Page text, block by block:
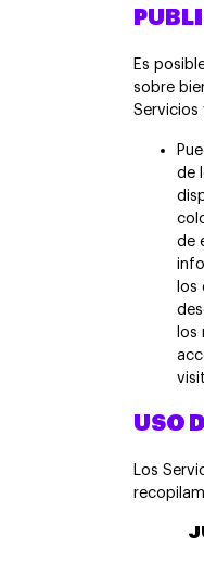
Es
sobre
Servicios
de
de
los
los
USO
Los